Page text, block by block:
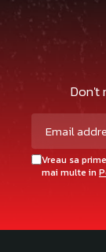
Don't
Vreau sa
mai multe in